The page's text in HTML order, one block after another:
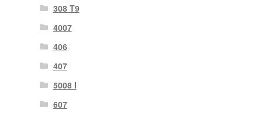
308 T9
4007
406
407
5008 I
607